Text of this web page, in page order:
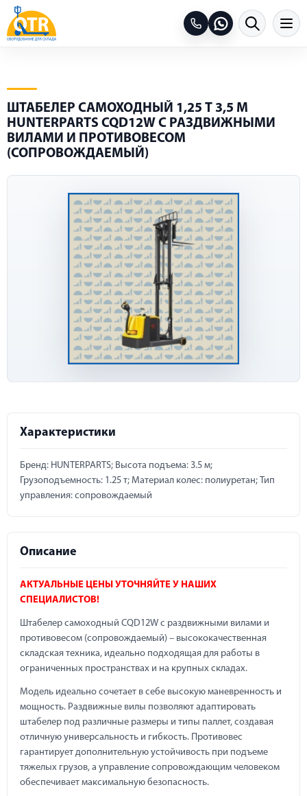
ШТАБЕЛЕР САМОХОДНЫЙ 1,25 Т 3,5 М
HUNTERPARTS CQD12W С РАЗДВИЖНЫМИ
ВИЛАМИ И ПРОТИВОВЕСОМ
(СОПРОВОЖДАЕМЫЙ)
Характеристики
Бренд: HUNTERPARTS; Высота подъема: 3.5 м;
Грузоподъемность: 1.25 т; Материал колес: полиуретан; Тип
управления: сопровождаемый
Описание
АКТУАЛЬНЫЕ ЦЕНЫ УТОЧНЯЙТЕ У НАШИХ
СПЕЦИАЛИСТОВ!
Штабелер самоходный CQD12W с раздвижными вилами и
противовесом (сопровождаемый) – высококачественная
складская техника, идеально подходящая для работы в
ограниченных пространствах и на крупных складах.
Модель идеально сочетает в себе высокую маневренность и
мощность. Раздвижные вилы позволяют адаптировать
штабелер под различные размеры и типы паллет, создавая
отличную универсальность и гибкость. Противовес
гарантирует дополнительную устойчивость при подъеме
тяжелых грузов, а управление сопровождающим человеком
обеспечивает максимальную безопасность.